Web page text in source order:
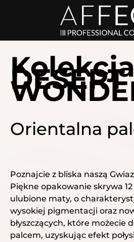
Kolekcja
DESERT
Orientalna
Poznajcie z bliska naszą
Piękne opakowanie skrywa
ulubione maty, o
wysokiej pigmentacji oraz
błyszczących, które możecie
palcem, uzyskując efekt